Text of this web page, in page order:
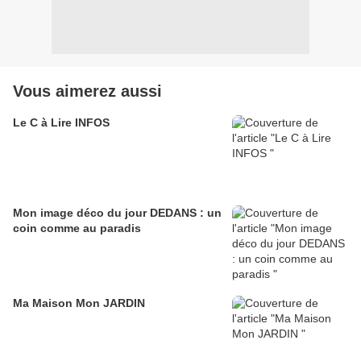
Vous aimerez aussi
Le C à Lire INFOS
Mon image déco du jour DEDANS : un
coin comme au paradis
Ma Maison Mon JARDIN